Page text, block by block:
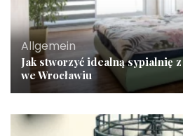
Allgemein
Jak stworzyć idealną sypialnię
we Wrocławiu